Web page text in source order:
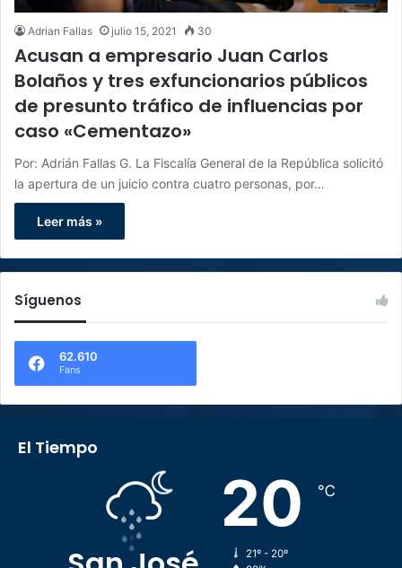
Adrian Fallas julio 15, 2021 30
Acusan a empresario Juan Carlos
Bolaños y tres exfuncionarios públicos
de presunto tráfico de influencias por
caso «Cementazo»
Por: Adrián Fallas G. La Fiscalía General de la República solicitó
la apertura de un juicio contra cuatro personas, por…
Leer más »
Síguenos
62.610
Fans
El Tiempo
20 ℃
21º - 20º